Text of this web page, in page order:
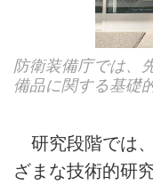
防衛装備庁では、
備品に関する基礎
研究段階では
ざまな技術的研